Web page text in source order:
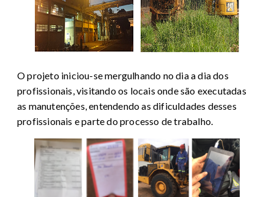
O projeto iniciou-se mergulhando no dia a dia dos
profissionais, visitando os locais onde são executadas
as manutenções, entendendo as dificuldades desses
profissionais e parte do processo de trabalho.